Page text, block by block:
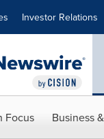
Investor Relations
Focus Business